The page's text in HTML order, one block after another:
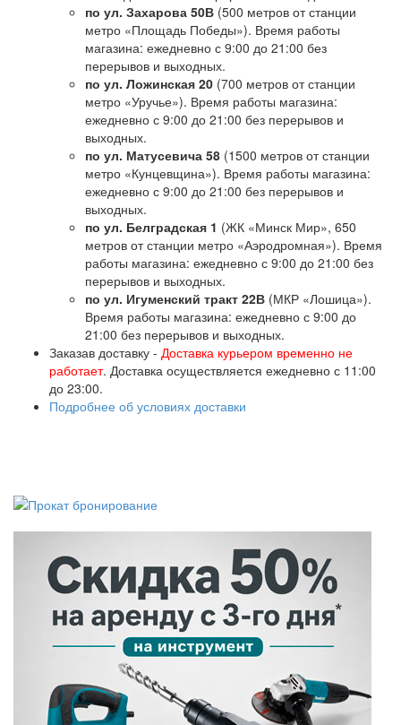
по ул. Захарова 50В (500 метров от станции
метро «Площадь Победы»). Время работы
магазина: ежедневно с 9:00 до 21:00 без
перерывов и выходных.
по ул. Ложинская 20 (700 метров от станции
метро «Уручье»). Время работы магазина:
ежедневно с 9:00 до 21:00 без перерывов и
выходных.
по ул. Матусевича 58 (1500 метров от станции
метро «Кунцевщина»). Время работы магазина:
ежедневно с 9:00 до 21:00 без перерывов и
выходных.
по ул. Белградская 1 (ЖК «Минск Мир», 650
метров от станции метро «Аэродромная»). Время
работы магазина: ежедневно с 9:00 до 21:00 без
перерывов и выходных.
по ул. Игуменский тракт 22В (МКР «Лошица»).
Время работы магазина: ежедневно с 9:00 до
21:00 без перерывов и выходных.
Заказав доставку - Доставка курьером временно не
работает. Доставка осуществляется ежедневно с 11:00
до 23:00.
Подробнее об условиях доставки